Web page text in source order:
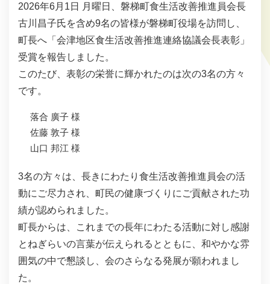
2026年6月1日 月曜日、磐梯町食生活改善推進員会長
古川昌子氏を含め9名の皆様が磐梯町役場を訪問し、
町長へ「会津地区食生活改善推進連絡協議会長表彰」
受賞を報告しました。
このたび、表彰の栄誉に輝かれたのは次の3名の方々
です。
落合 廣子 様
佐藤 敦子 様
山口 邦江 様
3名の方々は、長きにわたり食生活改善推進員会の活
動にご尽力され、町民の健康づくりにご貢献された功
績が認められました。
町長からは、これまでの長年にわたる活動に対し感謝
とねぎらいの言葉が伝えられるとともに、和やかな雰
囲気の中で懇談し、会のさらなる発展が願われまし
た。